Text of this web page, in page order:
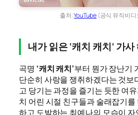
출처:YouTube(공식 뮤직비디
내가 읽은 ‘캐치 캐치’ 가사
곡명 ‘캐치 캐치’부터 뭔가 장난기
단순히 사랑을 쟁취하겠다는 것보
고 당기는 과정을 즐기는 듯한 여
치 어린 시절 친구들과 술래잡기를
하고 도발하는 최예나의 모습이